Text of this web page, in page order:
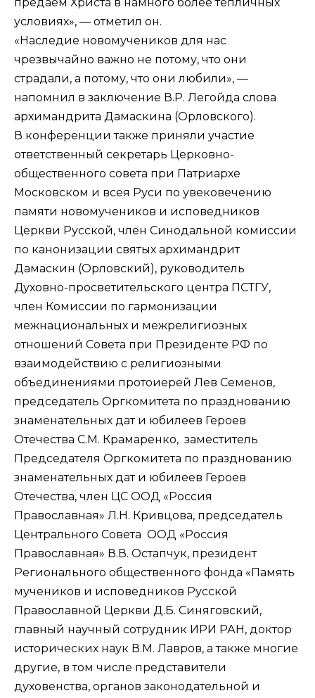
предаем Христа в намного более тепличных
условиях», — отметил он.
«Наследие новомучеников для нас
чрезвычайно важно не потому, что они
страдали, а потому, что они любили», —
напомнил в заключение В.Р. Легойда слова
архимандрита Дамаскина (Орловского).
В конференции также приняли участие
ответственный секретарь Церковно-
общественного совета при Патриархе
Московском и всея Руси по увековечению
памяти новомучеников и исповедников
Церкви Русской, член Синодальной комиссии
по канонизации святых архимандрит
Дамаскин (Орловский), руководитель
Духовно-просветительского центра ПСТГУ,
член Комиссии по гармонизации
межнациональных и межрелигиозных
отношений Совета при Президенте РФ по
взаимодействию с религиозными
объединениями протоиерей Лев Семенов,
председатель Оргкомитета по празднованию
знаменательных дат и юбилеев Героев
Отечества С.М. Крамаренко, заместитель
Председателя Оргкомитета по празднованию
знаменательных дат и юбилеев Героев
Отечества, член ЦС ООД «Россия
Православная» Л.Н. Кривцова, председатель
Центрального Совета ООД «Россия
Православная» В.В. Остапчук, президент
Регионального общественного фонда «Память
мучеников и исповедников Русской
Православной Церкви Д.Б. Синяговский,
главный научный сотрудник ИРИ РАН, доктор
исторических наук В.М. Лавров, а также многие
другие, в том числе представители
духовенства, органов законодательной и